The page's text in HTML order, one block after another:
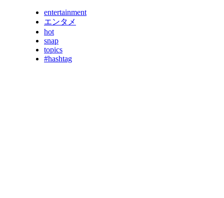
entertainment
エンタメ
hot
snap
topics
#hashtag